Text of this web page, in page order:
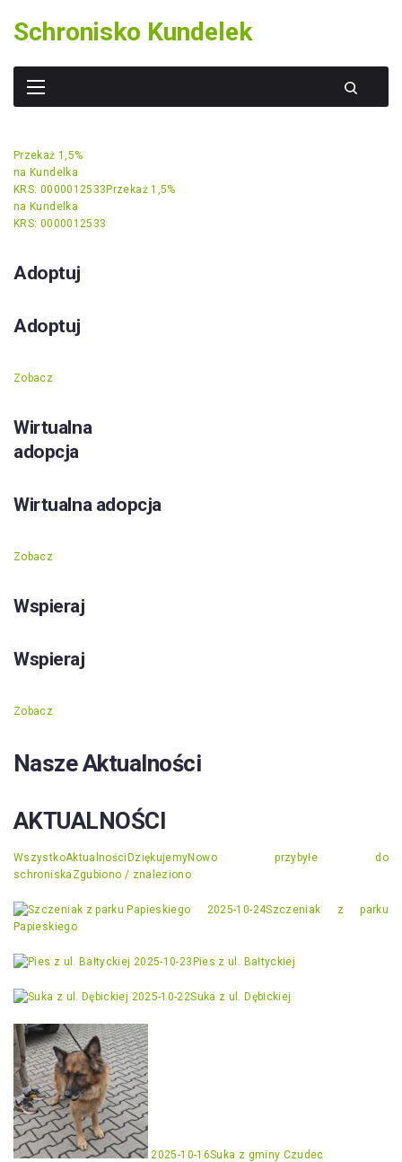
content
Schronisko Kundelek
Przekaż 1,5%
na Kundelka
KRS: 0000012533 Przekaż 1,5%
na Kundelka
KRS: 0000012533
Adoptuj
Adoptuj
Zobacz
Wirtualna
adopcja
Wirtualna adopcja
Zobacz
Wspieraj
Wspieraj
Zobacz
Nasze Aktualności
AKTUALNOŚCI
WszystkoAktualności DziękujemyNowo przybyłe do
schroniska Zgubiono / znaleziono
2025-10-24Szczeniak z parku
Papieskiego
2025-10-23 Pies z ul. Bałtyckiej
2025-10-22Suka z ul. Dębickiej
2025-10-16Suka z gminy Czudec